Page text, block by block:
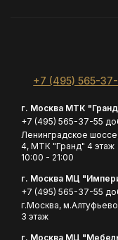
+7 (495) 565-
г. Москва МТК
+7 (495) 565-37-55
Ленинградское
4, МТК "Гранд" 4 этаж
10:00 - 21:00
г. Москва МЦ
+7 (495) 565-37-55
г.Москва,
3 этаж
г. Москва МЦ